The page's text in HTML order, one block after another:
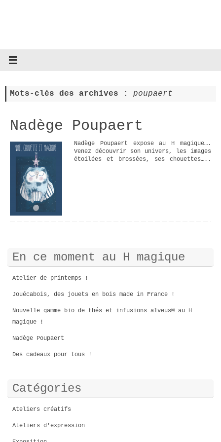
Mots-clés des archives : poupaert
Nadège Poupaert
Nadège Poupaert expose au H magique….
Venez découvrir son univers, les images
étoilées et brossées, ses chouettes…..
En ce moment au H magique
Atelier de printemps !
Jouécabois, des jouets en bois made in France !
Nouvelle gamme bio de thés et infusions alveus® au H
magique !
Nadège Poupaert
Des cadeaux pour tous !
Catégories
Ateliers créatifs
Ateliers d'expression